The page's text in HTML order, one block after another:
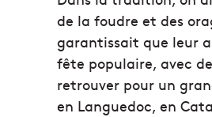
de la foudre et des
garantissait que leur
fête populaire, avec
retrouver pour un
en Languedoc, en